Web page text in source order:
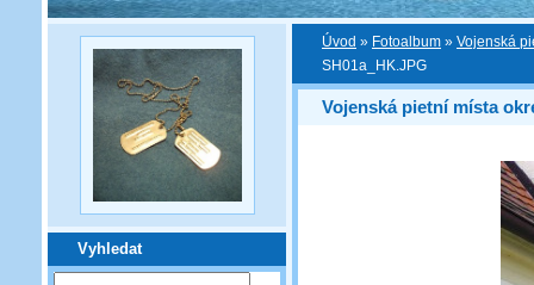
Vyhledat
Úvod » Fotoalbum » Vojenská
SH01a_HK.JPG
Vojenská pietní místa